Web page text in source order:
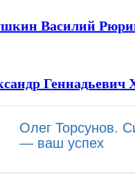
Василий
Геннадьевич
Олег Торсунов.
— ваш успех